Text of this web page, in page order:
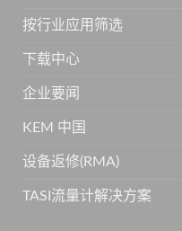
按行业应用筛选
下载中心
企业要闻
KEM 中国
设备返修(RMA)
TASI流量计解决方案